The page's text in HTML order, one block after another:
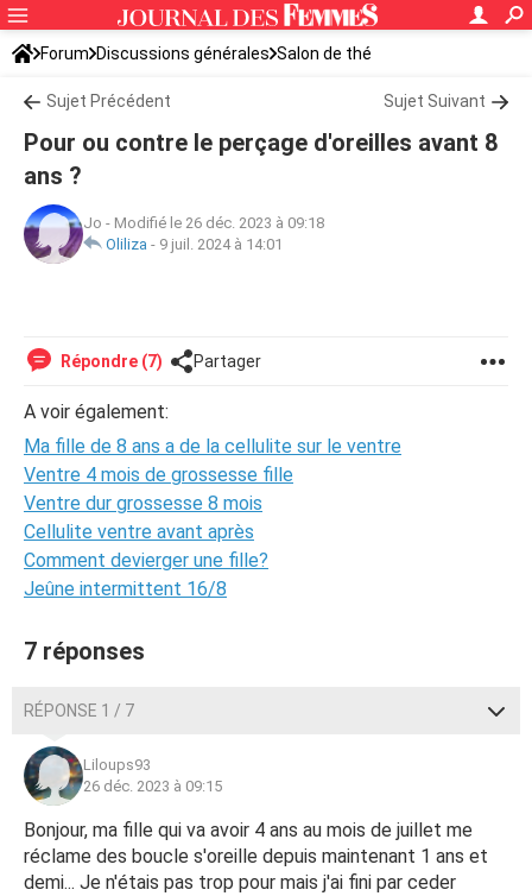
Forum Discussions générales Salon de thé
Sujet Précédent Sujet Suivant
Pour ou contre le perçage d'oreilles avant 8
ans ?
Jo - Modifié le 26 déc. 2023 à 09:18
Oliliza - 9 juil. 2024 à 14:01
Répondre (7) Partager
A voir également:
Ma fille de 8 ans a de la cellulite sur le ventre
Ventre 4 mois de grossesse fille
Ventre dur grossesse 8 mois
Cellulite ventre avant après
Comment devierger une fille?
Jeûne intermittent 16/8
7 réponses
RÉPONSE 1 / 7
Liloups93
26 déc. 2023 à 09:15
Bonjour, ma fille qui va avoir 4 ans au mois de juillet me
réclame des boucle s'oreille depuis maintenant 1 ans et
demi... Je n'étais pas trop pour mais j'ai fini par ceder